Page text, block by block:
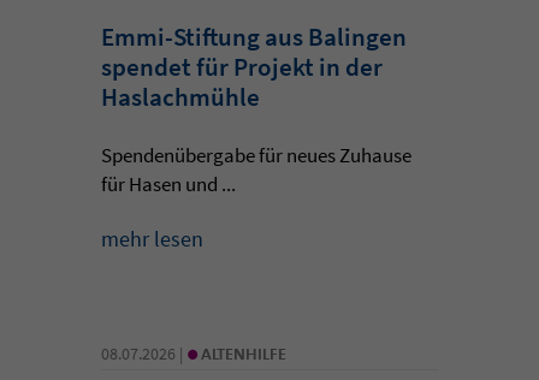
Emmi-Stiftung aus Balingen
spendet für Projekt in der
Haslachmühle
Spendenübergabe für neues Zuhause
für Hasen und ...
mehr lesen
08.07.2026 | • ALTENHILFE